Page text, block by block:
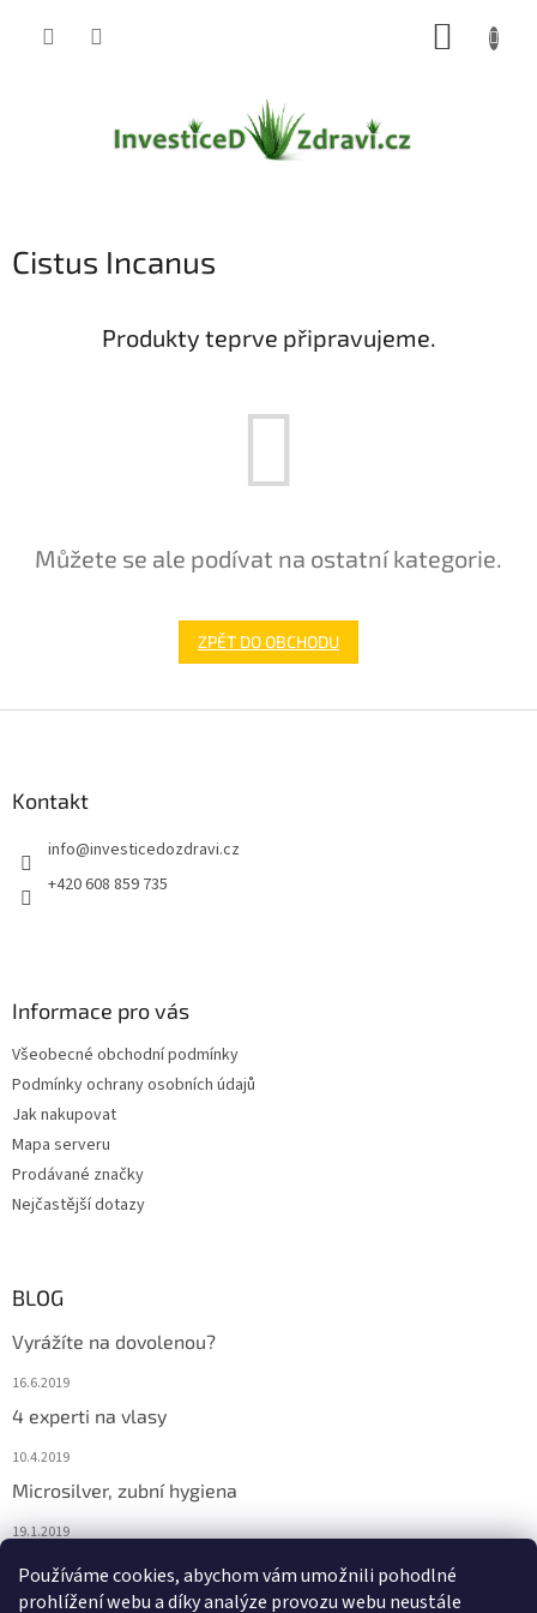
Používáme cookies, abychom vám umožnili pohodlné
prohlížení webu a díky analýze provozu webu neustále
Cistus Incanus
Produkty teprve připravujeme.
Můžete se ale podívat na ostatní kategorie.
ZPĚT DO OBCHODU
Kontakt
info@investicedozdravi.cz
+420 608 859 735
Informace pro vás
Všeobecné obchodní podmínky
Podmínky ochrany osobních údajů
Jak nakupovat
Mapa serveru
Prodávané značky
Nejčastější dotazy
BLOG
Vyrážíte na dovolenou?
16.6.2019
4 experti na vlasy
10.4.2019
Microsilver, zubní hygiena
19.1.2019
Nemáte překyselený organismus?
12.1.2019